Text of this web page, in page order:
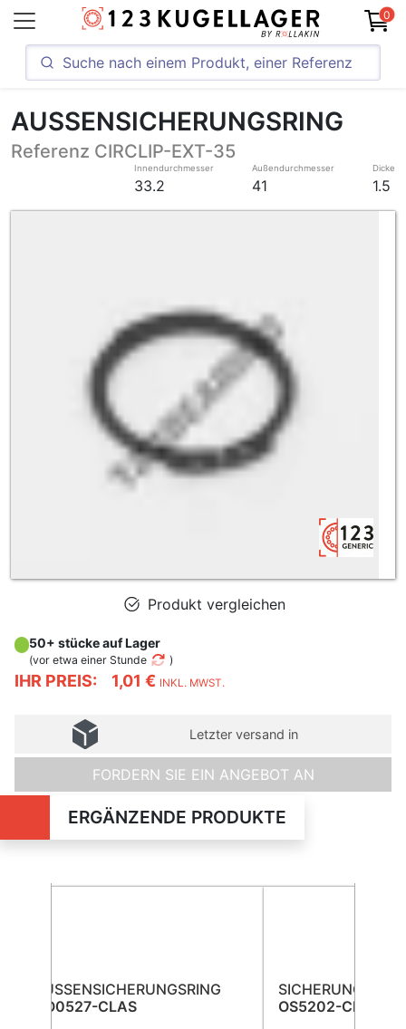
0
AUSSENSICHERUNGSRING
Referenz CIRCLIP-EXT-35
Innendurchmesser
33.2
Außendurchmesser
41
Dicke
1.5
Produkt vergleichen
IHR PREIS: 1,01 € INKL. MWST.
50+ stücke auf Lager
(vor etwa einer Stunde )
Letzter versand in
FORDERN SIE EIN ANGEBOT AN
ERGÄNZENDE PRODUKTE
AUSSENSICHERUNGSRING
CO0527-CLAS
OS5202-CLAS